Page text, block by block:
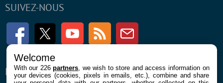
SUIVEZ-NOUS
FacebookTwitter Youtube RSS Newsletter
ENTREPRISE À PROPOS
Welcome
With our 226partners , we wish to store and access information on
your devices (cookies, pixels in emails, etc.), combine and share